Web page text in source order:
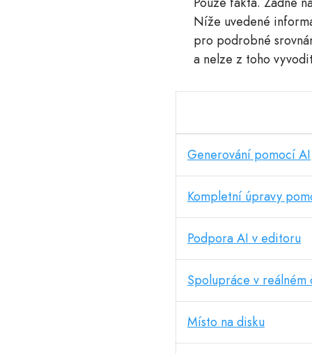
Níže uvedené
pro podrobné
a nelze z toho
Generování pomocí AI
Kompletní úpravy
Podpora AI v editoru
Spolupráce v reálném
Místo na disku